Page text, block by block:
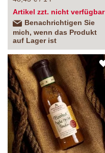
Artikel zzt. nicht verfügbar
Benachrichtigen Sie
mich, wenn das Produkt
auf Lager ist